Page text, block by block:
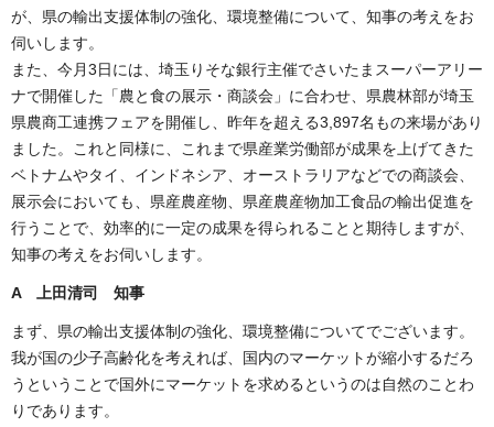
が、県の輸出支援体制の強化、環境整備について、知事の考えをお
伺いします。
また、今月3日には、埼玉りそな銀行主催でさいたまスーパーアリー
ナで開催した「農と食の展示・商談会」に合わせ、県農林部が埼玉
県農商工連携フェアを開催し、昨年を超える3,897名もの来場があり
ました。これと同様に、これまで県産業労働部が成果を上げてきた
ベトナムやタイ、インドネシア、オーストラリアなどでの商談会、
展示会においても、県産農産物、県産農産物加工食品の輸出促進を
行うことで、効率的に一定の成果を得られることと期待しますが、
知事の考えをお伺いします。
A 上田清司 知事
まず、県の輸出支援体制の強化、環境整備についてでございます。
我が国の少子高齢化を考えれば、国内のマーケットが縮小するだろ
うということで国外にマーケットを求めるというのは自然のことわ
りであります。